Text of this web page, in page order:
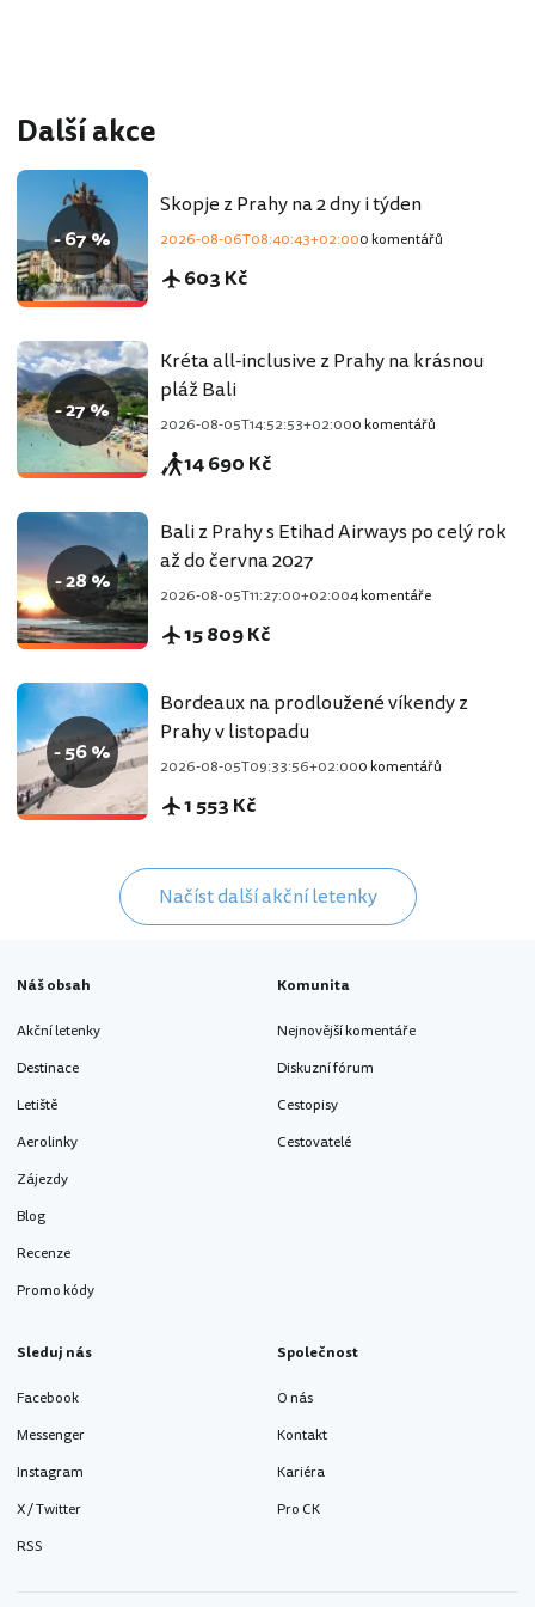
Další akce
- 67 %
Skopje z Prahy na 2 dny i týden
2026-08-06T08:40:43+02:000 komentářů
603 Kč
- 27 %
Kréta all-inclusive z Prahy na krásnou
pláž Bali
2026-08-05T14:52:53+02:000 komentářů
14 690 Kč
- 28 %
Bali z Prahy s Etihad Airways po celý rok
až do června 2027
2026-08-05T11:27:00+02:004 komentáře
15 809 Kč
- 56 %
Bordeaux na prodloužené víkendy z
Prahy v listopadu
2026-08-05T09:33:56+02:000 komentářů
1 553 Kč
Načíst další akční letenky
Náš obsah
Akční letenky
Destinace
Letiště
Aerolinky
Zájezdy
Blog
Recenze
Promo kódy
Komunita
Nejnovější komentáře
Diskuzní fórum
Cestopisy
Cestovatelé
Sleduj nás
Facebook
Messenger
Instagram
X / Twitter
RSS
Společnost
O nás
Kontakt
Kariéra
Pro CK